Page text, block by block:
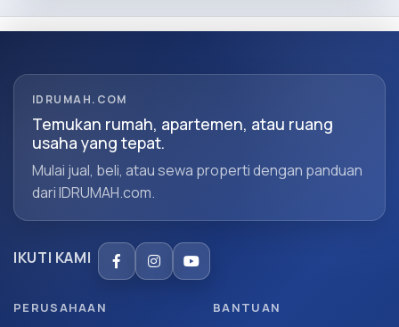
IDRUMAH.COM
Temukan rumah, apartemen, atau ruang
usaha yang tepat.
Mulai jual, beli, atau sewa properti dengan panduan
dari IDRUMAH.com.
IKUTI KAMI
PERUSAHAAN BANTUAN